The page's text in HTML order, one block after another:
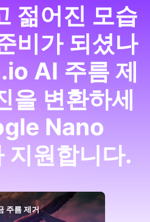
젊어진 모습
비가 되셨나
AI 주름 제
을 변환하세
Nano
지원합니다.
주름 제거